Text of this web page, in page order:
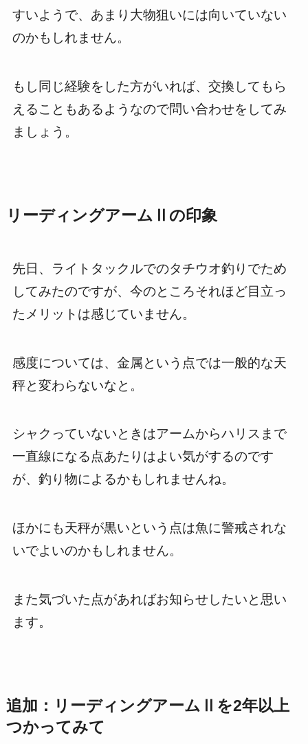
すいようで、あまり大物狙いには向いていない
のかもしれません。
もし同じ経験をした方がいれば、交換してもら
えることもあるようなので問い合わせをしてみ
ましょう。
リーディングアームⅡの印象
先日、ライトタックルでのタチウオ釣りでため
してみたのですが、今のところそれほど目立っ
たメリットは感じていません。
感度については、金属という点では一般的な天
秤と変わらないなと。
シャクっていないときはアームからハリスまで
一直線になる点あたりはよい気がするのです
が、釣り物によるかもしれませんね。
ほかにも天秤が黒いという点は魚に警戒されな
いでよいのかもしれません。
また気づいた点があればお知らせしたいと思い
ます。
追加：リーディングアームⅡを2年以上
つかってみて